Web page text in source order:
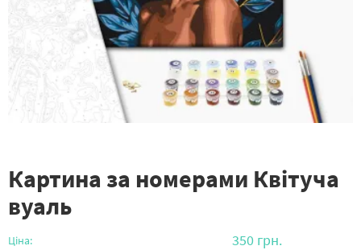
Картина за номерами Квітуча
вуаль
Ціна: 350 грн.